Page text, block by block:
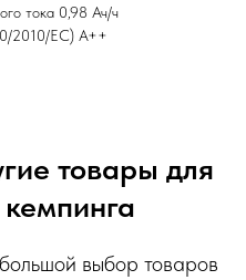
тока 0,98 Ач/ч
2010/EC) A++
товары для
выбор товаров